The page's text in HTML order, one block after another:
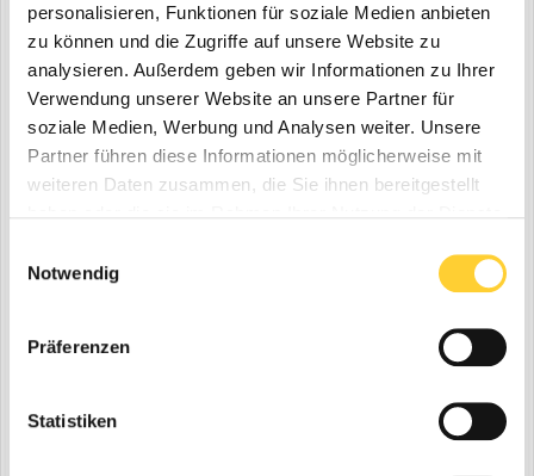
personalisieren, Funktionen für soziale Medien anbieten
zu können und die Zugriffe auf unsere Website zu
analysieren. Außerdem geben wir Informationen zu Ihrer
Verwendung unserer Website an unsere Partner für
soziale Medien, Werbung und Analysen weiter. Unsere
Partner führen diese Informationen möglicherweise mit
weiteren Daten zusammen, die Sie ihnen bereitgestellt
Notwendig
Präferenzen
Statistiken
Bohnenkamp auf der bauma 2022
eine Bauforum24 News erstellte Bauforum24 in
Bohnenkamp
unterschiedlichen Profilen – mit diesem außergewöhnlichen
Exponat stellt die Bohnenkamp AG aus Osnabrück auf der